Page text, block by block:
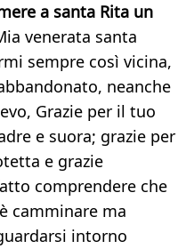
a santa Rita un
venerata santa
sempre così vicina,
neanche
Grazie per il tuo
e suora; grazie per
e grazie
comprendere che
camminare ma
intorno